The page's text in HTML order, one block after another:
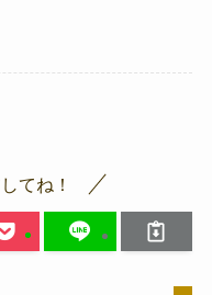
てね！